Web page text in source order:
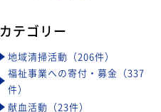
カテゴリー
地域清掃活動（206件）
福祉事業への寄付・募金（337
件）
献血活動（23件）